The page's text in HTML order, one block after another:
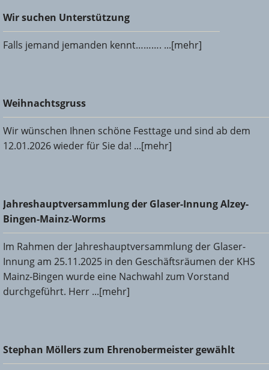
Wir suchen Unterstützung
Wir suchen Unterstützung
Falls jemand jemanden kennt………. ...[mehr]
Weihnachtsgruss
Weihnachtsgruss
Wir wünschen Ihnen schöne Festtage und sind ab dem
12.01.2026 wieder für Sie da! ...[mehr]
Jahreshauptversammlung der Glaser-Innung Alzey-Bingen-
Mainz-Worms
Jahreshauptversammlung der Glaser-Innung Alzey-
Bingen-Mainz-Worms
Im Rahmen der Jahreshauptversammlung der Glaser-
Innung am 25.11.2025 in den Geschäftsräumen der KHS
Mainz-Bingen wurde eine Nachwahl zum Vorstand
durchgeführt. Herr ...[mehr]
Stephan Möllers zum Ehrenobermeister gewählt
Stephan Möllers zum Ehrenobermeister gewählt